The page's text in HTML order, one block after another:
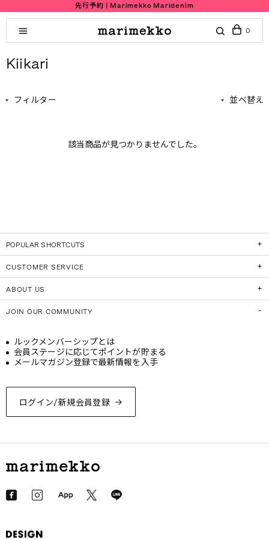
先行予約 | Marimekko Maridenim
0
Kiikari
フィルター 並べ替え
該当商品が見つかりませんでした。
POPULAR SHORTCUTS
CUSTOMER SERVICE
ABOUT US
JOIN OUR COMMUNITY
ログイン/新規会員登録
ルックメンバーシップとは
会員ステージに応じてポイントが貯まる
メールマガジン登録で最新情報を入手